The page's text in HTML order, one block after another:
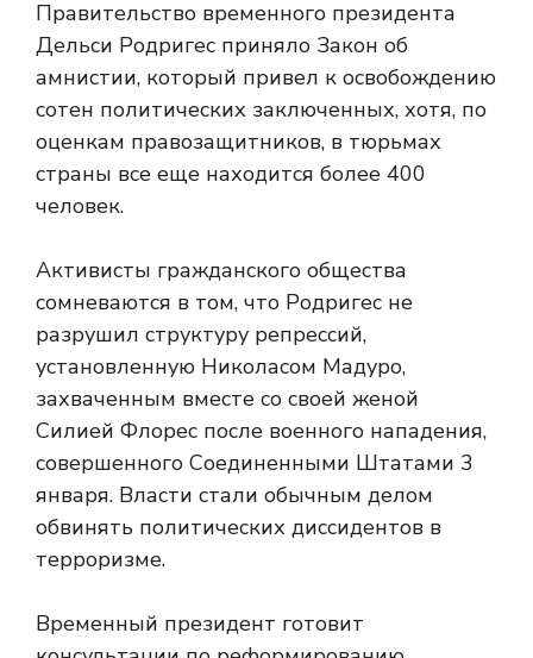
Правительство временного президента
Дельси Родригес приняло Закон об
амнистии, который привел к освобождению
сотен политических заключенных, хотя, по
оценкам правозащитников, в тюрьмах
страны все еще находится более 400
человек.
Активисты гражданского общества
сомневаются в том, что Родригес не
разрушил структуру репрессий,
установленную Николасом Мадуро,
захваченным вместе со своей женой
Силией Флорес после военного нападения,
совершенного Соединенными Штатами 3
января. Власти стали обычным делом
обвинять политических диссидентов в
терроризме.
Временный президент готовит